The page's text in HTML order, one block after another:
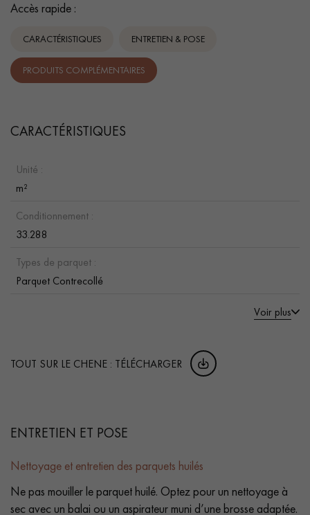
Accès rapide :
CARACTÉRISTIQUES ENTRETIEN & POSE
PRODUITS COMPLÉMENTAIRES
CARACTÉRISTIQUES
Unité :
m²
Conditionnement :
33.288
Types de parquet :
Parquet Contrecollé
Voir plus
TOUT SUR LE CHENE : TÉLÉCHARGER
ENTRETIEN ET POSE
Nettoyage et entretien des parquets huilés
Ne pas mouiller le parquet huilé. Optez pour un nettoyage à
sec avec un balai ou un aspirateur muni d’une brosse adaptée.